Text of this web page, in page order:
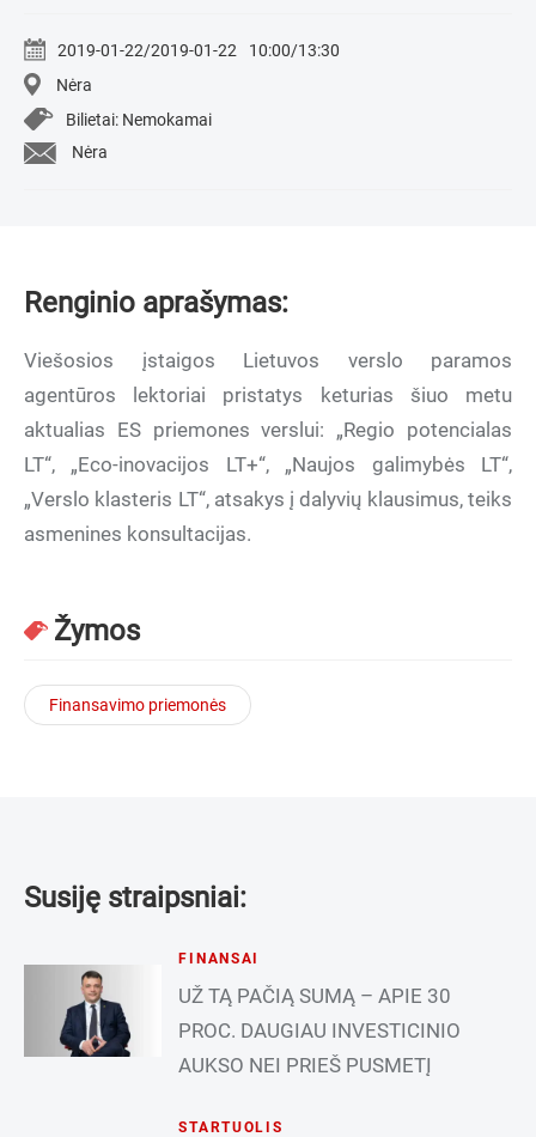
2019-01-22/2019-01-22
10:00/13:30
Nėra
Bilietai: Nemokamai
Nėra
Renginio aprašymas:
Viešosios įstaigos Lietuvos verslo paramos
agentūros lektoriai pristatys keturias šiuo metu
aktualias ES priemones verslui: „Regio potencialas
LT“, „Eco-inovacijos LT+“, „Naujos galimybės LT“,
„Verslo klasteris LT“, atsakys į dalyvių klausimus, teiks
asmenines konsultacijas.
Žymos
Finansavimo priemonės
Susiję straipsniai:
FINANSAI
UŽ TĄ PAČIĄ SUMĄ – APIE 30
PROC. DAUGIAU INVESTICINIO
AUKSO NEI PRIEŠ PUSMETĮ
STARTUOLIS